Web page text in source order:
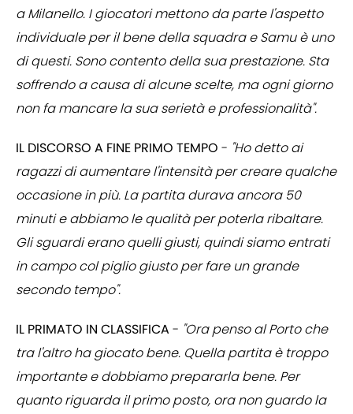
a Milanello. I giocatori mettono da parte l'aspetto
individuale per il bene della squadra e Samu è uno
di questi. Sono contento della sua prestazione. Sta
soffrendo a causa di alcune scelte, ma ogni giorno
non fa mancare la sua serietà e professionalità".
IL DISCORSO A FINE PRIMO TEMPO - "Ho detto ai
ragazzi di aumentare l'intensità per creare qualche
occasione in più. La partita durava ancora 50
minuti e abbiamo le qualità per poterla ribaltare.
Gli sguardi erano quelli giusti, quindi siamo entrati
in campo col piglio giusto per fare un grande
secondo tempo".
IL PRIMATO IN CLASSIFICA - "Ora penso al Porto che
tra l'altro ha giocato bene. Quella partita è troppo
importante e dobbiamo prepararla bene. Per
quanto riguarda il primo posto, ora non guardo la